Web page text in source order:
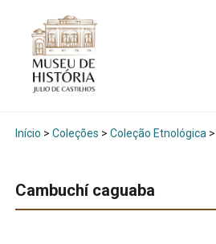
Início > Coleções > Coleção Etnológica >
Cambuchí caguaba